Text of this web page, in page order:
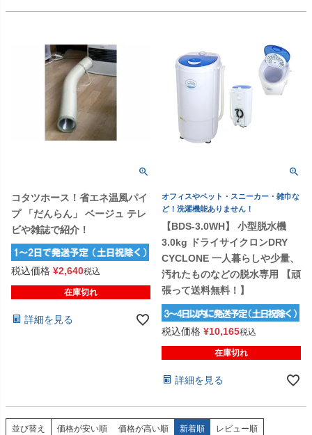
コタツホース！省エネ温風パイ
プ 「だんらん」 ベージュ テレ
ビや雑誌で紹介！
税込価格 ¥2,640税込
在庫切れ
詳細を見る
オフィスやペット・スニーカー・雑巾な
ど！洗濯機能ありません！
【BDS-3.0WH】 小型脱水機
3.0kg ドライサイクロンDRY
CYCLONE 一人暮らしや少量、
汚れたものなどの脱水専用 【頑
張って送料無料！】
税込価格 ¥10,165税込
在庫切れ
詳細を見る
並び替え 価格が安い順 価格が高い順 新着順 レビュー順